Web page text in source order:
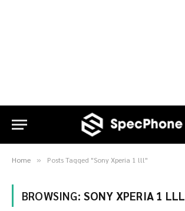
Home » Posts Tagged "Sony Xperia 1 lll"
BROWSING: SONY XPERIA 1 LLL